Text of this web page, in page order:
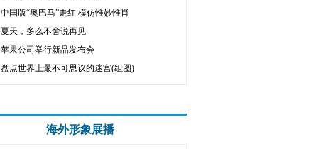
中国版“奥巴马”走红 模仿惟妙惟肖
夏天，多么不舍说再见
苹果公司举行新品发布会
盘点世界上最不可思议的迷宫(组图)
海外形象展播